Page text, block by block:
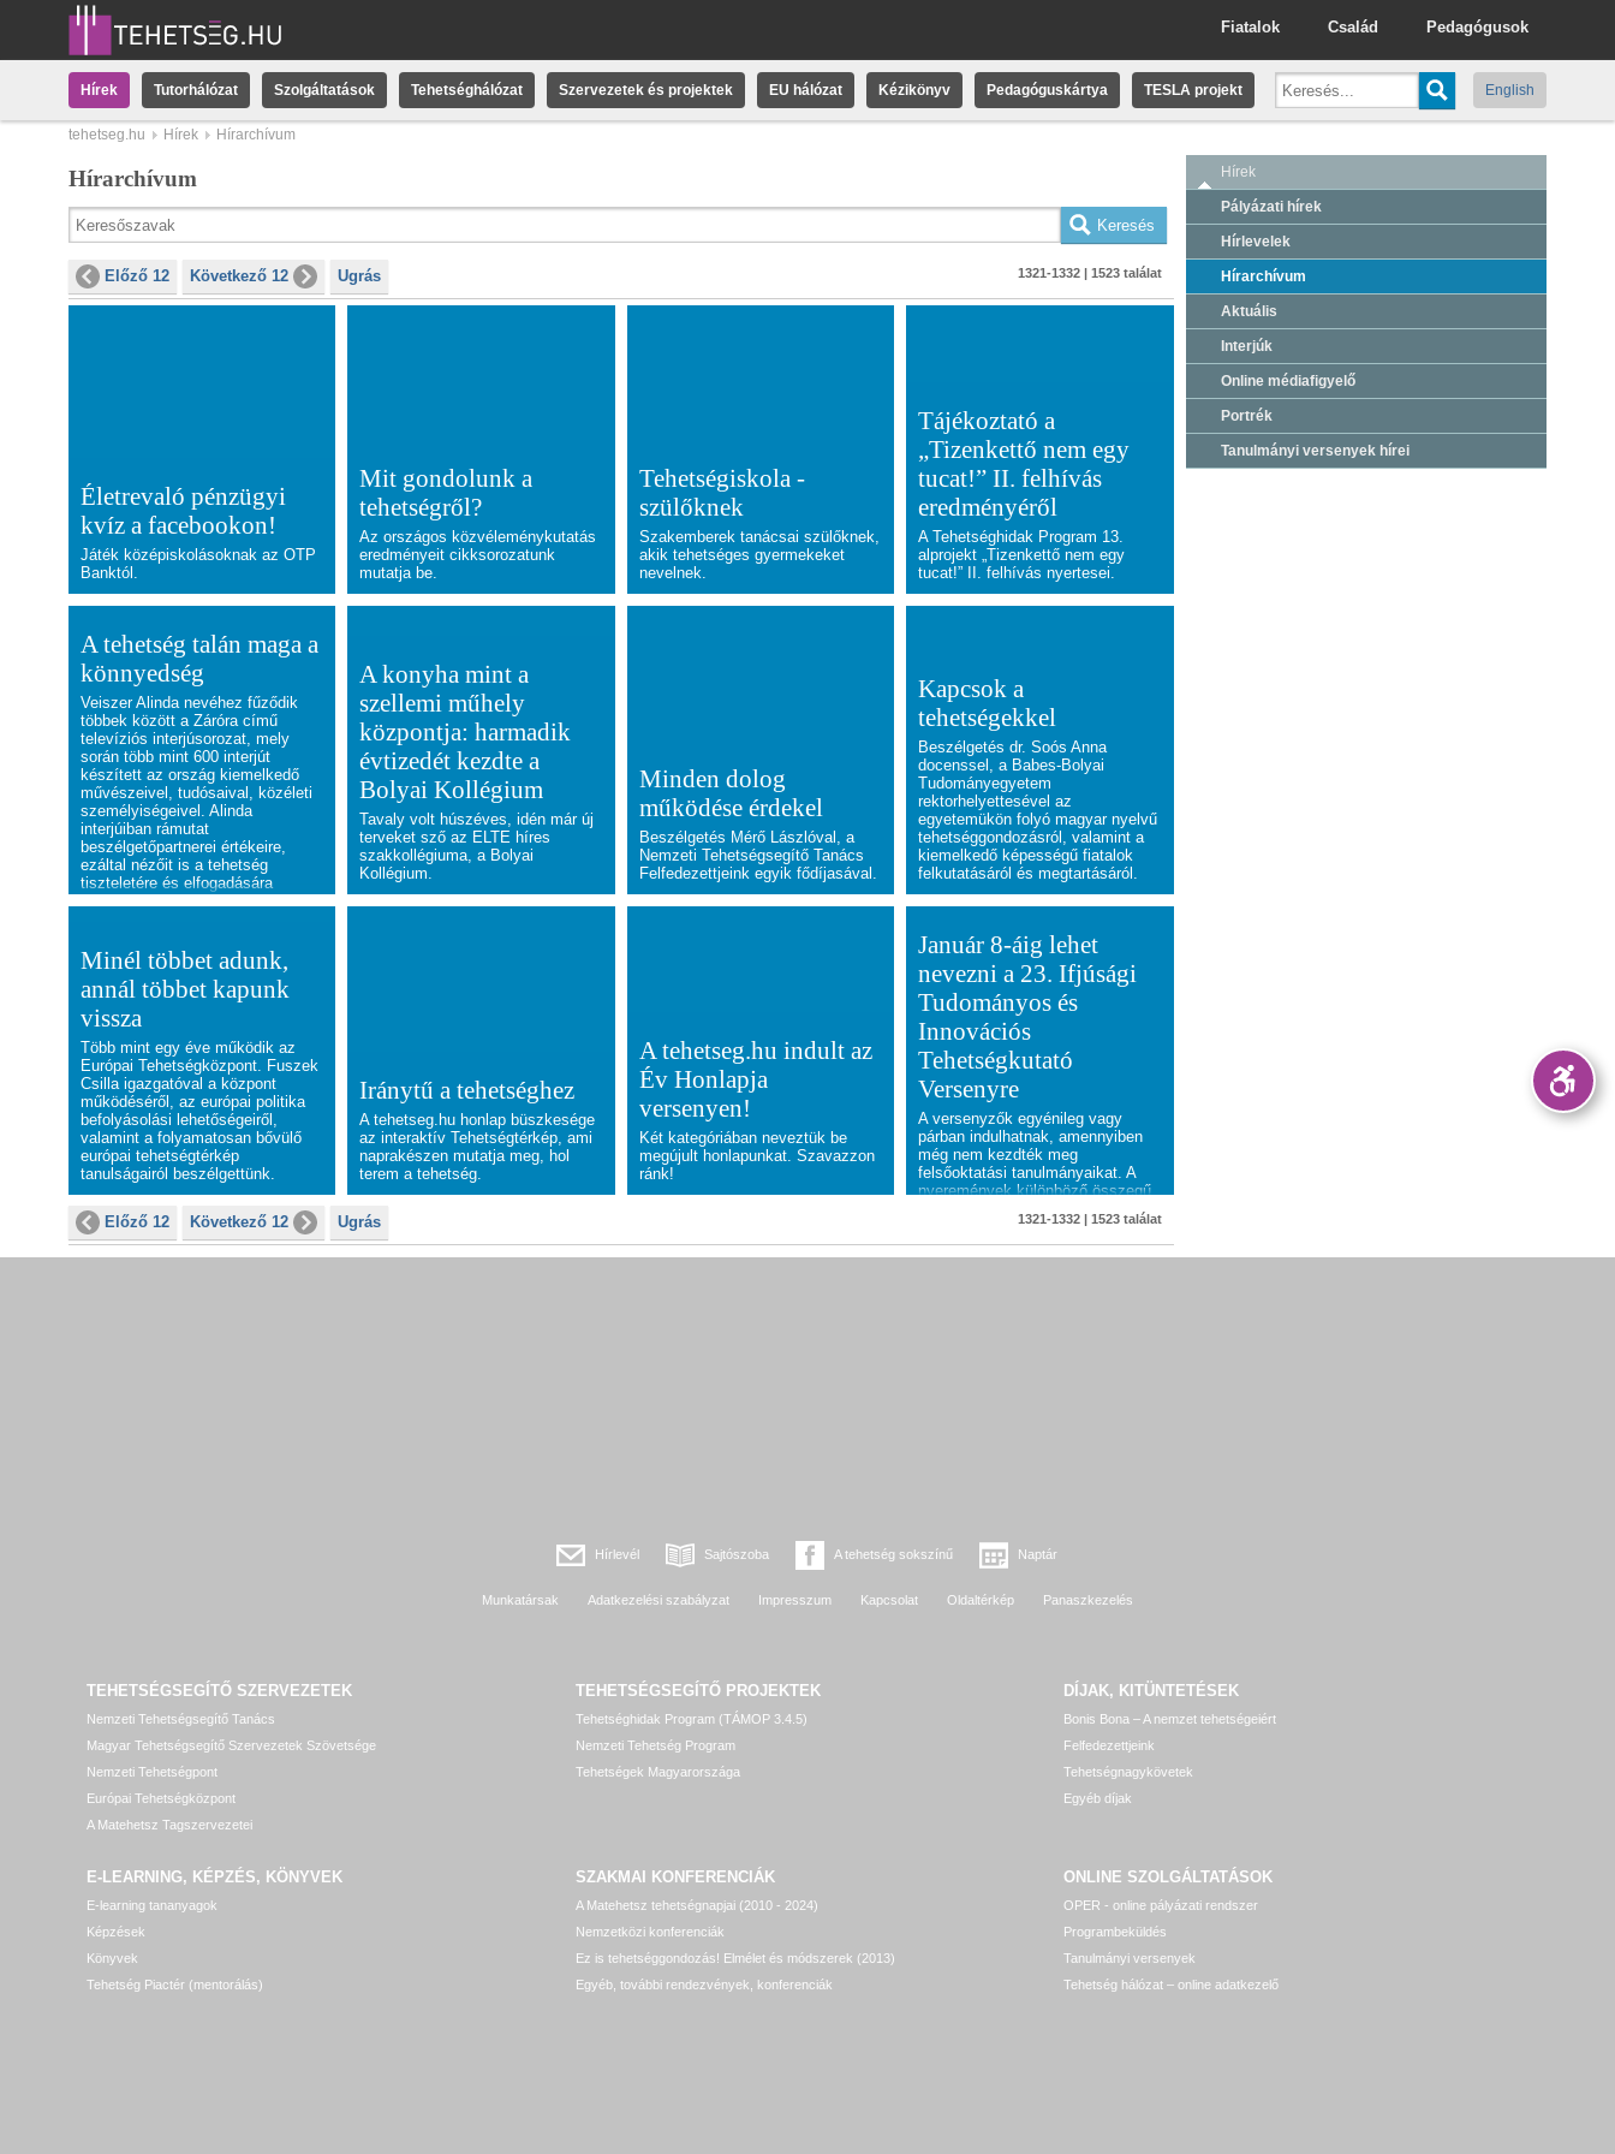
Pedagógusok
Család
Fiatalok
Hírek Tutorhálózat Szolgáltatások Tehetséghálózat Szervezetek és projektek EU hálózat Kézikönyv Pedagóguskártya TESLA projekt English
tehetseg.hu Hírek Hírarchívum
Hírarchívum
Előző 12 Következő 12 Ugrás 1321-1332 | 1523 találat
Életrevaló pénzügyi
kvíz a facebookon!
Játék középiskolásoknak az OTP
Banktól.
Mit gondolunk a
tehetségről?
Az országos közvéleménykutatás
eredményeit cikksorozatunk
mutatja be.
Tehetségiskola -
szülőknek
Szakemberek tanácsai szülőknek,
akik tehetséges gyermekeket
nevelnek.
Tájékoztató a
„Tizenkettő nem egy
tucat!” II. felhívás
eredményéről
A Tehetséghidak Program 13.
alprojekt „Tizenkettő nem egy
tucat!” II. felhívás nyertesei.
A tehetség talán maga a
könnyedség
Veiszer Alinda nevéhez fűződik
többek között a Záróra című
televíziós interjúsorozat, mely
során több mint 600 interjút
készített az ország kiemelkedő
művészeivel, tudósaival, közéleti
személyiségeivel. Alinda
interjúiban rámutat
beszélgetőpartnerei értékeire,
ezáltal nézőit is a tehetség
tiszteletére és elfogadására
Televízióról, írói pályafutásról,
gyermeknevelésről kérdeztük.
A konyha mint a
szellemi műhely
központja: harmadik
évtizedét kezdte a
Bolyai Kollégium
Tavaly volt húszéves, idén már új
terveket sző az ELTE híres
szakkollégiuma, a Bolyai
Kollégium.
Minden dolog
működése érdekel
Beszélgetés Mérő Lászlóval, a
Nemzeti Tehetségsegítő Tanács
Felfedezettjeink egyik fődíjasával.
Kapcsok a
tehetségekkel
Beszélgetés dr. Soós Anna
docenssel, a Babes-Bolyai
Tudományegyetem
rektorhelyettesével az
egyetemükön folyó magyar nyelvű
tehetséggondozásról, valamint a
kiemelkedő képességű fiatalok
felkutatásáról és megtartásáról.
Minél többet adunk,
annál többet kapunk
vissza
Több mint egy éve működik az
Európai Tehetségközpont. Fuszek
Csilla igazgatóval a központ
működéséről, az európai politika
befolyásolási lehetőségeiről,
valamint a folyamatosan bővülő
európai tehetségtérkép
tanulságairól beszélgettünk.
Iránytű a tehetséghez
A tehetseg.hu honlap büszkesége
az interaktív Tehetségtérkép, ami
naprakészen mutatja meg, hol
terem a tehetség.
A tehetseg.hu indult az
Év Honlapja
versenyen!
Két kategóriában neveztük be
megújult honlapunkat. Szavazzon
ránk!
Január 8-áig lehet
nevezni a 23. Ifjúsági
Tudományos és
Innovációs
Tehetségkutató
Versenyre
A versenyzők egyénileg vagy
párban indulhatnak, amennyiben
még nem kezdték meg
felsőoktatási tanulmányaikat. A
nyeremények különböző összegű
ösztöndíjak, továbbá egyösszegű
díjak a Magyar Innovációs
Szövetségtől.
Előző 12 Következő 12 Ugrás 1321-1332 | 1523 találat
Hírek
Pályázati hírek
Hírlevelek
Hírarchívum
Aktuális
Interjúk
Online médiafigyelő
Portrék
Tanulmányi versenyek hírei
Hírlevél Sajtószoba A tehetség sokszínű Naptár
Munkatársak Adatkezelési szabályzat Impresszum Kapcsolat Oldaltérkép Panaszkezelés
TEHETSÉGSEGÍTŐ SZERVEZETEK
Nemzeti Tehetségsegítő Tanács
Magyar Tehetségsegítő Szervezetek Szövetsége
Nemzeti Tehetségpont
Európai Tehetségközpont
A Matehetsz Tagszervezetei
TEHETSÉGSEGÍTŐ PROJEKTEK
Tehetséghidak Program (TÁMOP 3.4.5)
Nemzeti Tehetség Program
Tehetségek Magyarországa
DÍJAK, KITÜNTETÉSEK
Bonis Bona – A nemzet tehetségeiért
Felfedezettjeink
Tehetségnagykövetek
Egyéb díjak
E-LEARNING, KÉPZÉS, KÖNYVEK
E-learning tananyagok
Képzések
Könyvek
Tehetség Piactér (mentorálás)
SZAKMAI KONFERENCIÁK
A Matehetsz tehetségnapjai (2010 - 2024)
Nemzetközi konferenciák
Ez is tehetséggondozás! Elmélet és módszerek (2013)
Egyéb, további rendezvények, konferenciák
ONLINE SZOLGÁLTATÁSOK
OPER - online pályázati rendszer
Programbeküldés
Tanulmányi versenyek
Tehetség hálózat – online adatkezelő